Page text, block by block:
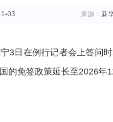
03 来源： 新
3日在例行记者会上答问
的免签政策延长至2026年